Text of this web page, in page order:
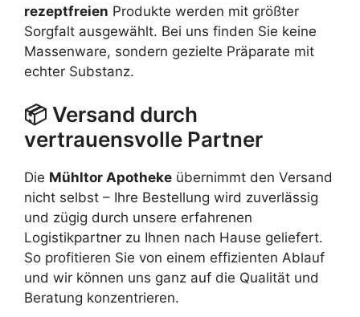
rezeptfreien Produkte werden mit größter
Sorgfalt ausgewählt. Bei uns finden Sie keine
Massenware, sondern gezielte Präparate mit
echter Substanz.
📦 Versand durch
vertrauensvolle Partner
Die Mühltor Apotheke übernimmt den Versand
nicht selbst – Ihre Bestellung wird zuverlässig
und zügig durch unsere erfahrenen
Logistikpartner zu Ihnen nach Hause geliefert.
So profitieren Sie von einem effizienten Ablauf
und wir können uns ganz auf die Qualität und
Beratung konzentrieren.